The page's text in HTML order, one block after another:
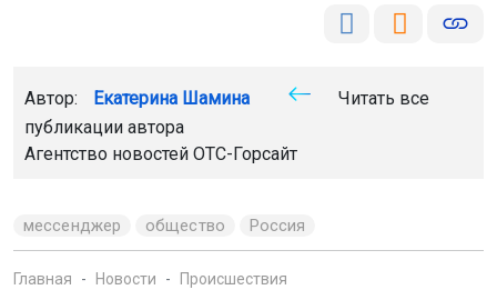
Автор: Екатерина Шамина
Читать все
публикации автора
Агентство новостей ОТС-Горсайт
мессенджер общество Россия
Главная Новости Происшествия